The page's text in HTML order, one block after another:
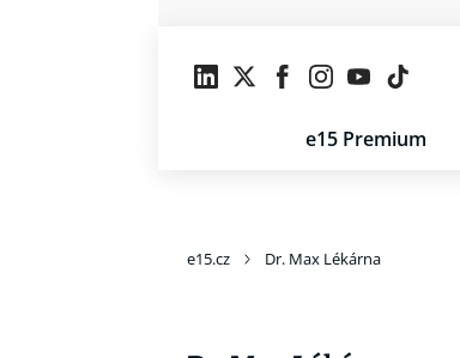
e15 Premium
e15.cz Dr. Max Lékárna